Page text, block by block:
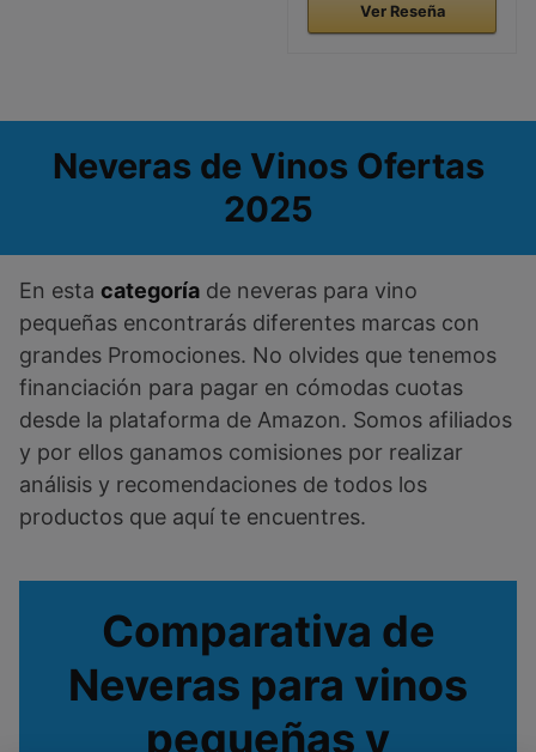
Ver Reseña
Neveras de Vinos Ofertas
2025
En esta categoría de neveras para vino
pequeñas encontrarás diferentes marcas con
grandes Promociones. No olvides que tenemos
financiación para pagar en cómodas cuotas
desde la plataforma de Amazon. Somos afiliados
y por ellos ganamos comisiones por realizar
análisis y recomendaciones de todos los
productos que aquí te encuentres.
Comparativa de
Neveras para vinos
pequeñas y